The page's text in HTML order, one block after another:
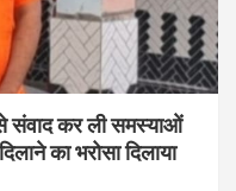
से संवाद कर ली समस्याओं
का भरोसा दिलाया